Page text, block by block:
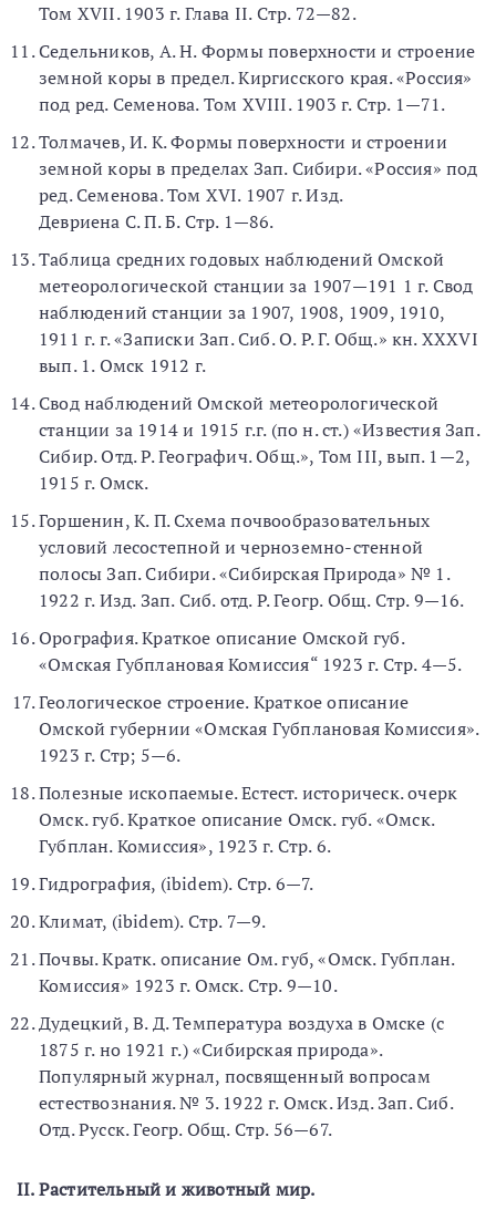
Том XVII. 1903 г. Глава II. Стр. 72—82.
Седельников, А. Н. Формы поверхности и строение
земной коры в предел. Киргисского края. «Россия»
под ред. Семенова. Том XVIII. 1903 г. Стр. 1—71.
Толмачев, И. К. Формы поверхности и строении
земной коры в пределах Зап. Сибири. «Россия» под
ред. Семенова. Том XVI. 1907 г. Изд.
Девриена С. П. Б. Стр. 1—86.
Таблица средних годовых наблюдений Омской
метеорологической станции за 1907—191 1 г. Свод
наблюдений станции за 1907, 1908, 1909, 1910,
1911 г. г. «Записки Зап. Сиб. О. Р. Г. Общ.» кн. XXXVI
вып. 1. Омск 1912 г.
Свод наблюдений Омской метеорологической
станции за 1914 и 1915 г.г. (по н. ст.) «Известия Зап.
Сибир. Отд. Р. Географич. Общ.», Том III, вып. 1—2,
1915 г. Омск.
Горшенин, К. П. Схема почвообразовательных
условий лесостепной и черноземно-стенной
полосы Зап. Сибири. «Сибирская Природа» № 1.
1922 г. Изд. Зап. Сиб. отд. Р. Геогр. Общ. Стр. 9—16.
Орография. Краткое описание Омской губ.
«Омская Губплановая Комиссия“ 1923 г. Стр. 4—5.
Геологическое строение. Краткое описание
Омской губернии «Омская Губплановая Комиссия».
1923 г. Стр; 5—6.
Полезные ископаемые. Естест. историческ. очерк
Омск. губ. Краткое описание Омск. губ. «Омск.
Губплан. Комиссия», 1923 г. Стр. 6.
Гидрография, (ibidem). Стр. 6—7.
Климат, (ibidem). Стр. 7—9.
Почвы. Кратк. описание Ом. губ, «Омск. Губплан.
Комиссия» 1923 г. Омск. Стр. 9—10.
Дудецкий, В. Д. Температура воздуха в Омске (с
1875 г. но 1921 г.) «Сибирская природа».
Популярный журнал, посвященный вопросам
естествознания. № 3. 1922 г. Омск. Изд. Зап. Сиб.
Отд. Русск. Геогр. Общ. Стр. 56—67.
II. Растительный и животный мир.